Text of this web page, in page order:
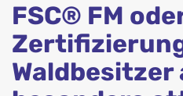
FSC® FM
Waldbesitzer